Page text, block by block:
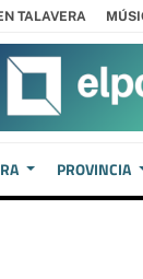
TALAVERA
PROVINCIA